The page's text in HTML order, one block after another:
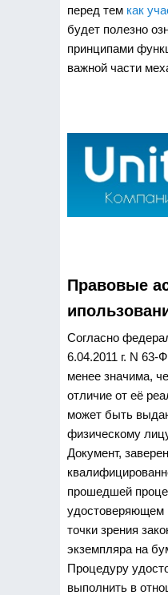
перед тем как
будет полезно
принципами
важной части
Правовые
Согласно
6.04.2011 г. N
менее значима,
отличие от её
может быть
физическому
Документ,
прошедшей
удостоверяющем
точки зрения
экземпляра на
Процедуру
выполнить в